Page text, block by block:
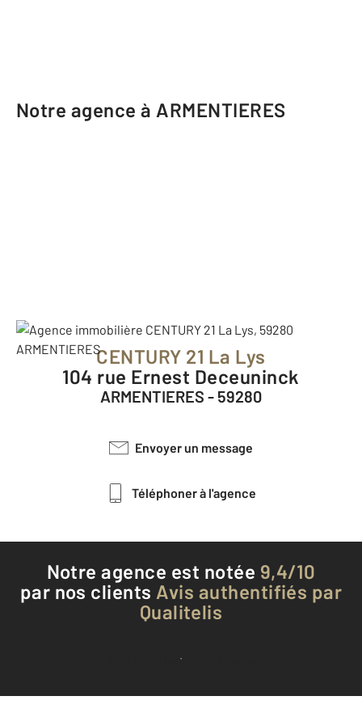
Notre agence à ARMENTIERES
CENTURY 21 La Lys
104 rue Ernest Deceuninck
ARMENTIERES - 59280
Envoyer un message
Téléphoner à l'agence
Notre agence est notée 9,4/10
par nos clients Avis authentifiés par
Qualitelis
Voir tous les avis clients